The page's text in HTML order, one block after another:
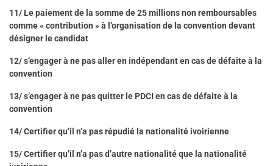
11/ Le paiement de la somme de 25 millions non remboursables
comme « contribution » à l’organisation de la convention devant
désigner le candidat
12/ s’engager à ne pas aller en indépendant en cas de défaite à la
convention
13/ s’engager à ne pas quitter le PDCI en cas de défaite à la
convention
14/ Certifier qu’il n’a pas répudié la nationalité ivoirienne
15/ Certifier qu’il n’a pas d’autre nationalité que la nationalité